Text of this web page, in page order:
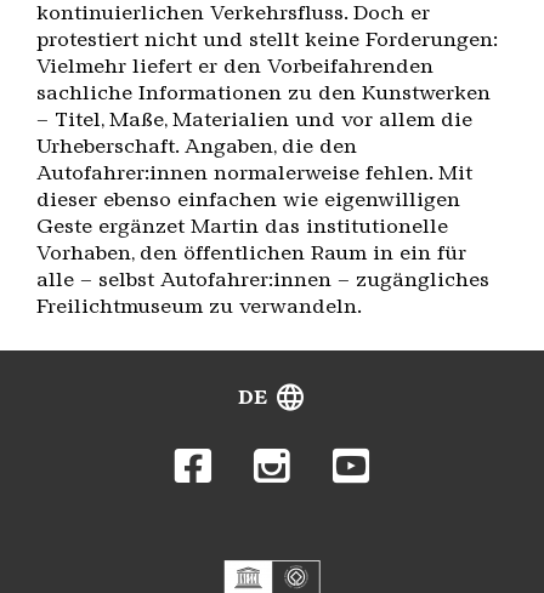
kontinuierlichen Verkehrsfluss. Doch er
protestiert nicht und stellt keine Forderungen:
Vielmehr liefert er den Vorbeifahrenden
sachliche Informationen zu den Kunstwerken
– Titel, Maße, Materialien und vor allem die
Urheberschaft. Angaben, die den
Autofahrer:innen normalerweise fehlen. Mit
dieser ebenso einfachen wie eigenwilligen
Geste ergänzet Martin das institutionelle
Vorhaben, den öffentlichen Raum in ein für
alle – selbst Autofahrer:innen – zugängliches
Freilichtmuseum zu verwandeln.
DE